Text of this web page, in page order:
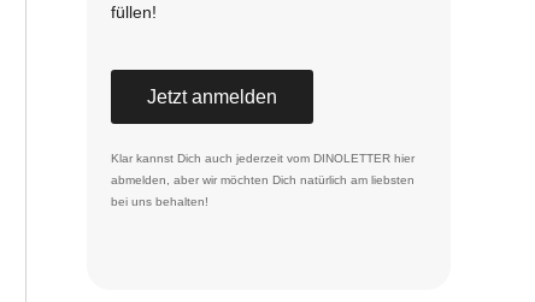
füllen!
Jetzt anmelden
Klar kannst Dich auch jederzeit vom DINOLETTER hier
abmelden , aber wir möchten Dich natürlich am liebsten
bei uns behalten!